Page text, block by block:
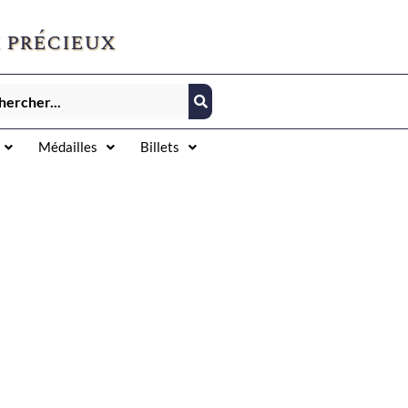
précieux
Médailles Billets